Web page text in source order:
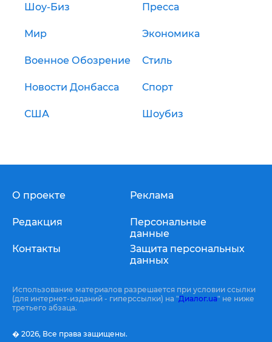
Шоу-Биз Пресса
Мир Экономика
Военное Обозрение Стиль
Новости Донбасса Спорт
США Шоубиз
О проекте
Редакция
Контакты
Реклама
Персональные
данные
Защита персональных
данных
Использование материалов разрешается при условии ссылки
(для интернет-изданий - гиперссылки) на "Диалог.ua" не ниже
третьего абзаца.
� 2026, Все права защищены.